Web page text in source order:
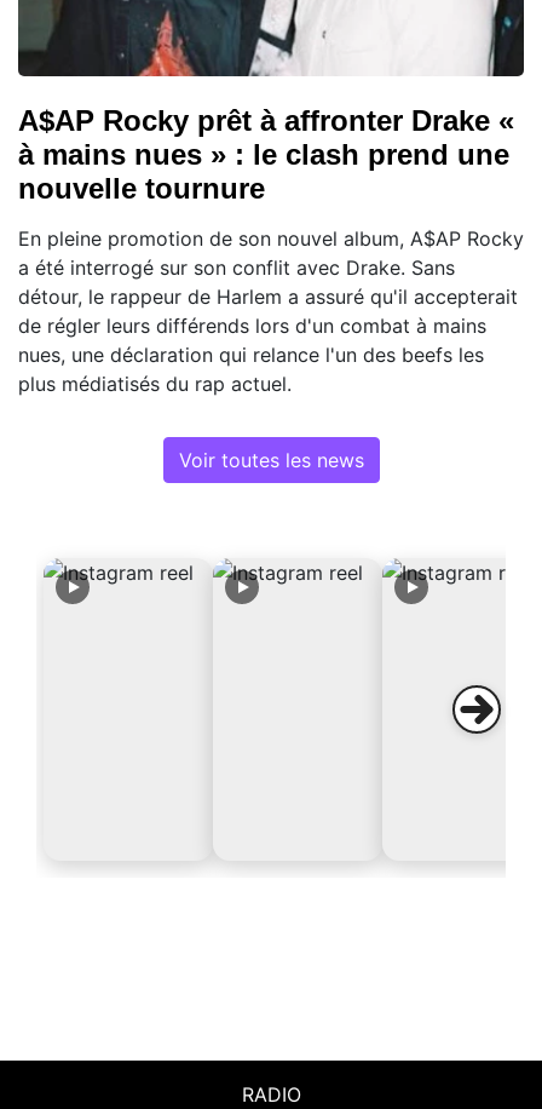
A$AP Rocky prêt à affronter Drake «
à mains nues » : le clash prend une
nouvelle tournure
En pleine promotion de son nouvel album, A$AP Rocky
a été interrogé sur son conflit avec Drake. Sans
détour, le rappeur de Harlem a assuré qu'il accepterait
de régler leurs différends lors d'un combat à mains
nues, une déclaration qui relance l'un des beefs les
plus médiatisés du rap actuel.
Voir toutes les news
RADIO